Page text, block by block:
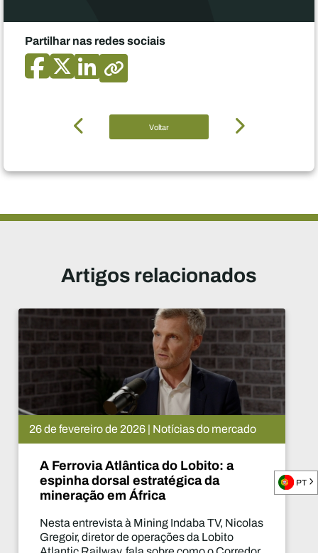
Partilhar nas redes sociais
Voltar
Artigos relacionados
26 de fevereiro de 2026 | Notícias do mercado
A Ferrovia Atlântica do Lobito: a
espinha dorsal estratégica da
mineração em África
Nesta entrevista à Mining Indaba TV, Nicolas
Gregoir, diretor de operações da Lobito
PT